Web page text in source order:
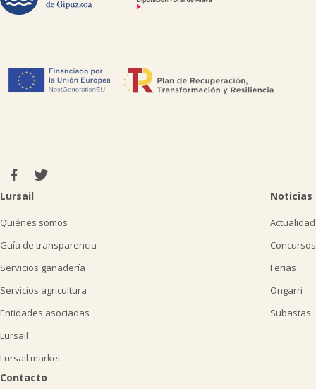
Lursail
Quiénes somos
Guía de transparencia
Servicios ganadería
Servicios agricultura
Entidades asociadas
Lursail
Lursail market
Noticias
Actualidad
Concursos
Ferias
Ongarri
Subastas
Contacto